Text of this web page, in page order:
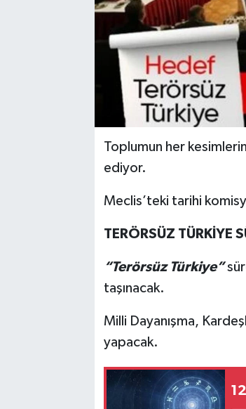
Toplumun her
ediyor.
Meclis’teki tarihi
TERÖRSÜZ TÜRKİYE
“Terörsüz Türkiye”
taşınacak.
Milli Dayanışma,
yapacak.